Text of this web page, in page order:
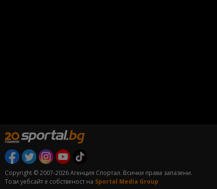
Copyright © 2007-2026 Агенция Спортал. Всички права запазени.
Този уебсайт е собственост на Sportal Media Group